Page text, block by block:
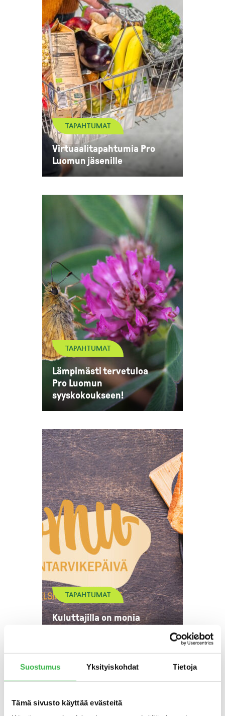
Suostumus Yksityiskohdat Tietoja
Tämä sivusto käyttää evästeitä
TAPAHTUMAT
Virtuaalitapahtumia Pro
Luomun jäsenille
TAPAHTUMAT
Lämpimästi tervetuloa
Pro Luomun
syyskokoukseen!
TAPAHTUMAT
Kuluttajilla on monia